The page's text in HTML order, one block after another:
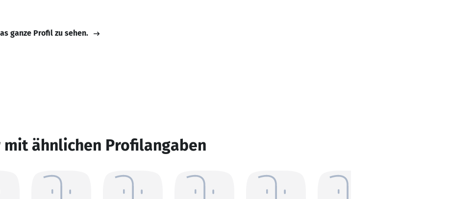
ganze Profil zu sehen.
mit ähnlichen Profilangaben